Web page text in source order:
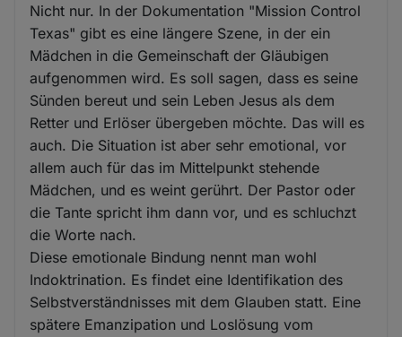
Nicht nur. In der Dokumentation "Mission Control
Texas" gibt es eine längere Szene, in der ein
Mädchen in die Gemeinschaft der Gläubigen
aufgenommen wird. Es soll sagen, dass es seine
Sünden bereut und sein Leben Jesus als dem
Retter und Erlöser übergeben möchte. Das will es
auch. Die Situation ist aber sehr emotional, vor
allem auch für das im Mittelpunkt stehende
Mädchen, und es weint gerührt. Der Pastor oder
die Tante spricht ihm dann vor, und es schluchzt
die Worte nach.
Diese emotionale Bindung nennt man wohl
Indoktrination. Es findet eine Identifikation des
Selbstverständnisses mit dem Glauben statt. Eine
spätere Emanzipation und Loslösung vom